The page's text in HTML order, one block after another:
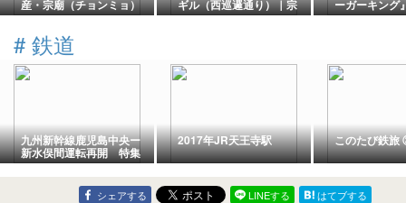
産・宗廟（チョンミョ）
｜新緑が美しい静寂のパ
ギル（西巡邏通り）｜宗
廟の石垣沿いに広がる人
ーガーキング
ニュー「ボイ
# 鉄道
九州新幹線鹿児島中央ー
新水俣間運転再開 特集
２６２２
2017年JR天王寺駅 このたび鉄
シェアする LINEする
はてブする